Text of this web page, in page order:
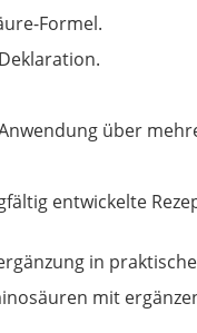
Formel.
über
entwickelte
in
mit